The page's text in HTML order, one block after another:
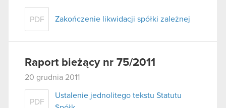
PDF Zakończenie likwidacji spółki zależnej
Raport bieżący nr 75/2011
20 grudnia 2011
PDF
Ustalenie jednolitego tekstu Statutu